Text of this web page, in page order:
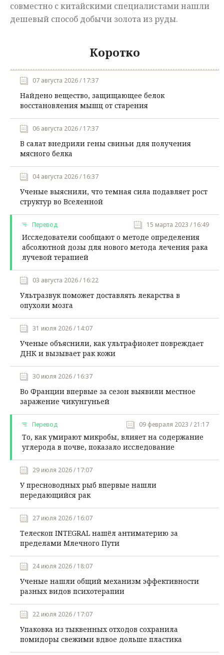
совместно с китайскими специалистами нашли
дешевый способ добычи золота из руды.
Коротко
07 августа 2026 / 17:37
Найдено вещество, защищающее белок
восстановления мышц от старения
06 августа 2026 / 17:37
В салат внедрили гены свиньи для получения
мясного белка
04 августа 2026 / 16:37
Ученые выяснили, что темная сила подавляет рост
структур во Вселенной
Перевод 15 марта 2023 / 16:49
Исследователи сообщают о методе определения
абсолютной дозы для нового метода лечения рака
лучевой терапией
03 августа 2026 / 16:22
Ультразвук поможет доставлять лекарства в
опухоли мозга
31 июля 2026 / 14:07
Ученые объяснили, как ультрафиолет повреждает
ДНК и вызывает рак кожи
30 июля 2026 / 16:37
Во Франции впервые за сезон выявили местное
заражение чикунгуньей
Перевод 09 февраля 2023 / 21:17
То, как умирают микробы, влияет на содержание
углерода в почве, показало исследование
29 июля 2026 / 17:07
У пресноводных рыб впервые нашли
передающийся рак
27 июля 2026 / 16:07
Телескоп INTEGRAL нашёл антиматерию за
пределами Млечного Пути
24 июля 2026 / 18:07
Ученые нашли общий механизм эффективности
разных видов психотерапии
22 июля 2026 / 17:07
Упаковка из тыквенных отходов сохранила
помидоры свежими вдвое дольше пластика